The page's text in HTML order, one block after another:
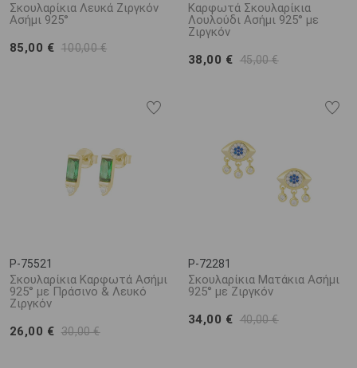
Σκουλαρίκια Λευκά Ζιργκόν
Ασήμι 925°
85,00 € 100,00 €
Καρφωτά Σκουλαρίκια
Λουλούδι Ασήμι 925° με
Ζιργκόν
38,00 € 45,00 €
P-75521
Σκουλαρίκια Καρφωτά Ασήμι
925° με Πράσινο & Λευκό
Ζιργκόν
26,00 € 30,00 €
P-72281
Σκουλαρίκια Ματάκια Ασήμι
925° με Ζιργκόν
34,00 € 40,00 €